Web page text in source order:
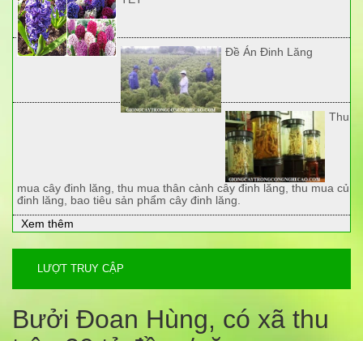
Đề Án Đinh Lăng
Thu
mua cây đinh lăng, thu mua thân cành cây đinh lăng, thu mua củ
đinh lăng, bao tiêu sản phẩm cây đinh lăng.
Xem thêm
LƯỢT TRUY CẬP
Bưởi Đoan Hùng, có xã thu